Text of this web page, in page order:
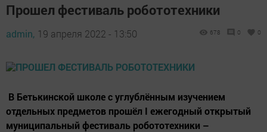
Прошел фестиваль робототехники
admin, 19 апреля 2022 - 13:50 678 0 0
В Бетькинской школе с углублённым изучением
отдельных предметов прошёл I ежегодный открытый
муниципальный фестиваль робототехники –